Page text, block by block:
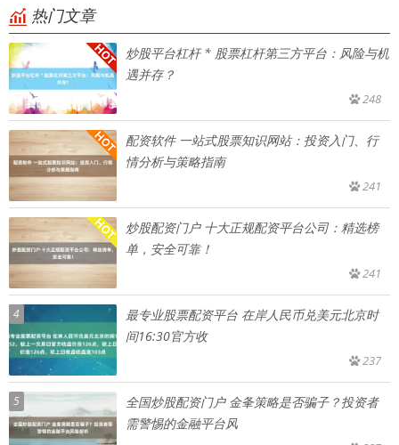
热门文章
炒股平台杠杆 * 股票杠杆第三方平台：风险与机
遇并存？
248
配资软件 一站式股票知识网站：投资入门、行
情分析与策略指南
241
炒股配资门户 十大正规配资平台公司：精选榜
单，安全可靠！
241
4
最专业股票配资平台 在岸人民币兑美元北京时
间16:30官方收
237
5
全国炒股配资门户 金夆策略是否骗子？投资者
需警惕的金融平台风